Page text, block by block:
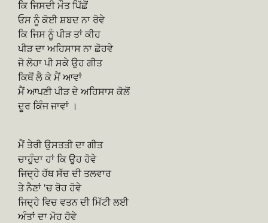
ਕਿ ਜਿਸਦੀ ਮੌਤ ਪਿੱਛੋਂ
ਓਸ ਨੂੰ ਕੋਈ ਸ਼ਬਦ ਨਾ ਰੋਵੇ
ਕਿ ਜਿਸ ਨੂੰ ਪੀੜ ਤਾਂ ਕੀਹ
ਪੀੜ ਦਾ ਅਹਿਸਾਸ ਨਾ ਛੋਹਵੇ
ਜੋ ਲੋਹਾ ਪੀ ਸਕੇ ਉਹ ਗੀਤ
ਕਿਥੋਂ ਲੈ ਕੇ ਮੈਂ ਆਵਾਂ
ਮੈਂ ਆਪਣੀ ਪੀੜ ਦੇ ਅਹਿਸਾਸ ਕੋਲੋਂ
ਦੂਰ ਕਿੰਜ ਜਾਵਾਂ ।
ਮੈਂ ਤੇਰੀ ਉਸਤਤੀ ਦਾ ਗੀਤ
ਚਾਹੁੰਦਾ ਹਾਂ ਕਿ ਉਹ ਹੋਵੇ
ਜਿਦ੍ਹੇ ਹੱਥ ਸੱਚ ਦੀ ਤਲਵਾਰ
ਤੇ ਨੈਣਾਂ ‘ਚ ਰੋਹ ਹੋਵੇ
ਜਿਦ੍ਹੇ ਵਿਚ ਵਤਨ ਦੀ ਮਿੱਟੀ ਲਈ
ਅੰਤਾਂ ਦਾ ਮੋਹ ਹੋਵੇ